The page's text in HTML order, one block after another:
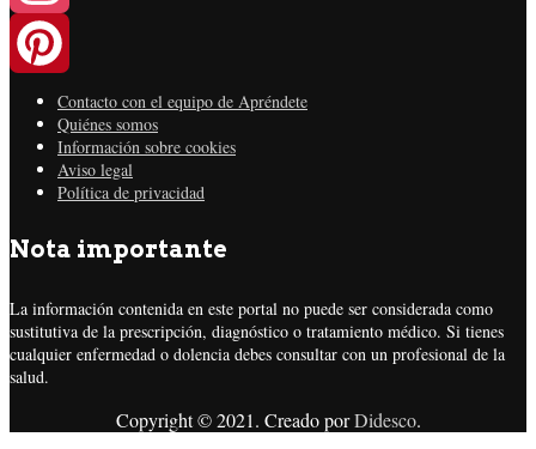
Instagram
PinterestContacto con el equipo de Apréndete
Quiénes somos
Información sobre cookies
Aviso legal
Política de privacidad
Nota importante
La información contenida en este portal no puede ser considerada como
sustitutiva de la prescripción, diagnóstico o tratamiento médico. Si tienes
cualquier enfermedad o dolencia debes consultar con un profesional de la
salud.
Copyright © 2021. Creado porDidesco.